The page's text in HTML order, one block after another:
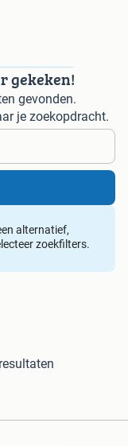
gekeken!
gevonden.
je zoekopdracht.
alternatief,
zoekfilters.